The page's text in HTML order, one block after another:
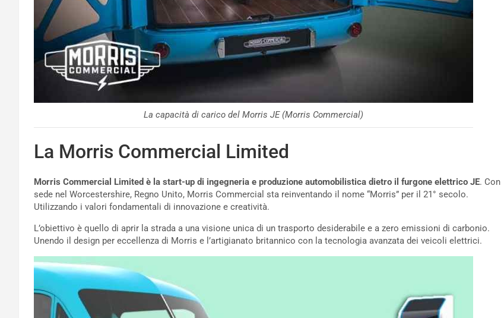
La capacità di carico del Morris JE (Morris Commercial)
La Morris Commercial Limited
Morris Commercial Limited è la start-up di ingegneria e produzione automobilistica dietro il furgone elettrico JE. Con
sede nel Worcestershire, Regno Unito, Morris Commercial sta reinventando il nome “Morris” per il 21° secolo.
Utilizzando i valori fondamentali di innovazione e creatività.
L’obiettivo è quello di aprir la strada a una visione unica di un trasporto desiderabile e a zero emissioni di carbonio.
Unendo il design per eccellenza di Morris e l’artigianato britannico con la tecnologia avanzata dei veicoli elettrici.